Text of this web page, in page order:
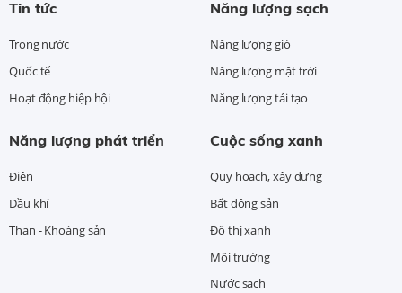
Tin tức
Trong nước
Quốc tế
Hoạt động hiệp hội
Năng lượng sạch
Năng lượng gió
Năng lượng mặt trời
Năng lượng tái tạo
Năng lượng phát triển
Điện
Dầu khí
Than - Khoáng sản
Cuộc sống xanh
Quy hoạch, xây dựng
Bất động sản
Đô thị xanh
Môi trường
Nước sạch